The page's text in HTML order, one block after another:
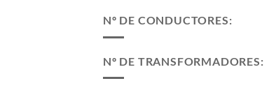
Nº DE CONDUCTORES:
Nº DE TRANSFORMADORES: